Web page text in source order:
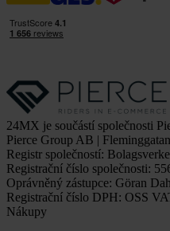
24MX je součástí společnosti
Pierce Group AB |
Registr společností:
Registrační číslo společnosti:
Oprávněný zástupce: Göran
Registrační číslo DPH: OSS
Nákupy